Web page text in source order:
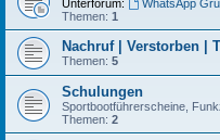
Unterforum:
WhatsApp
Themen: 1
Nachruf | Verstorben |
Themen: 5
Schulungen
Sportbootführerscheine,
Themen: 2